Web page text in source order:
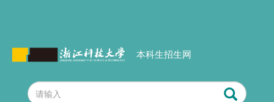
本科生招生网